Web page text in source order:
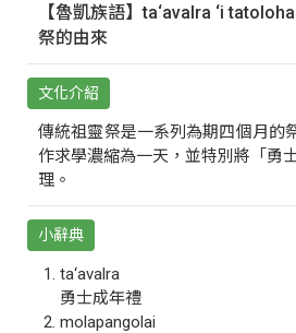
【魯凱族語】ta‘avalra ‘i
祭的由來
文化介紹
傳統祖靈祭是一系列為期四個月的
作求學濃縮為一天，並特別將「勇
理。
小辭典
ta‘avalra
勇士成年禮
molapangolai